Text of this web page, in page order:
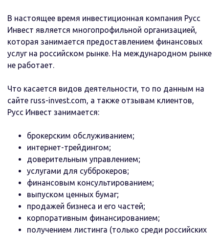
В настоящее время инвестиционная компания Русс
Инвест является многопрофильной организацией,
которая занимается предоставлением финансовых
услуг на российском рынке. На международном рынке
не работает.
Что касается видов деятельности, то по данным на
сайте russ-invest.com, а также отзывам клиентов,
Русс Инвест занимается:
брокерским обслуживанием;
интернет-трейдингом;
доверительным управлением;
услугами для субброкеров;
финансовым консультированием;
выпуском ценных бумаг;
продажей бизнеса и его частей;
корпоративным финансированием;
получением листинга (только среди российских